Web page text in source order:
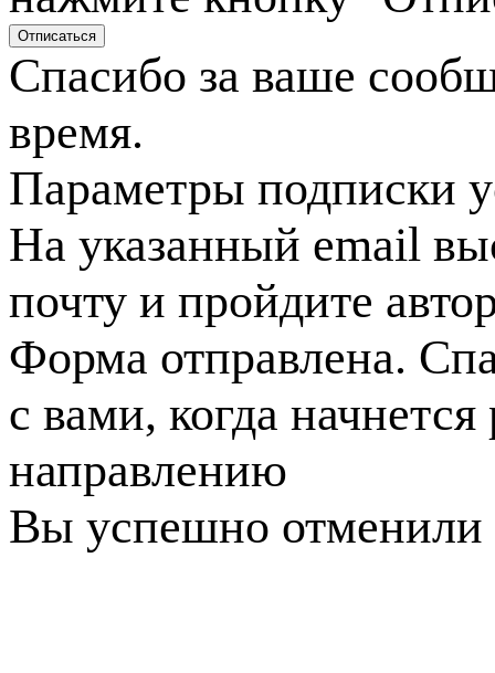
Спасибо за ваше
время.
Параметры подписки
На указанный email
почту и пройдите
Форма отправлена.
с вами, когда
направлению
Вы успешно отменили